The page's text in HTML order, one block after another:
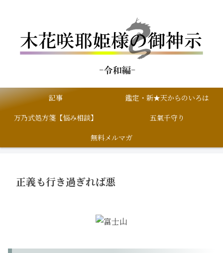
記事
鑑定・新★天からのいろは
万乃式処方箋【悩み相談】
五氣千守り
無料メルマガ
正義も行き過ぎれば悪